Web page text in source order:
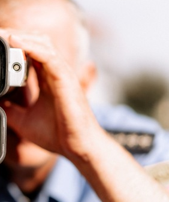
Fahndung Nach Vermisstem Michael
2026
Frankfurter Finanzkontrolle
Jahre Polizeipräsidium Osthessen
Einblicke In Die Polizeiarbeit
MARBURG-BIEDENKOPF:
2026
Die Polizeistation Lauterbach Hat
Folgemeldung: 74-Jähriger Claus-